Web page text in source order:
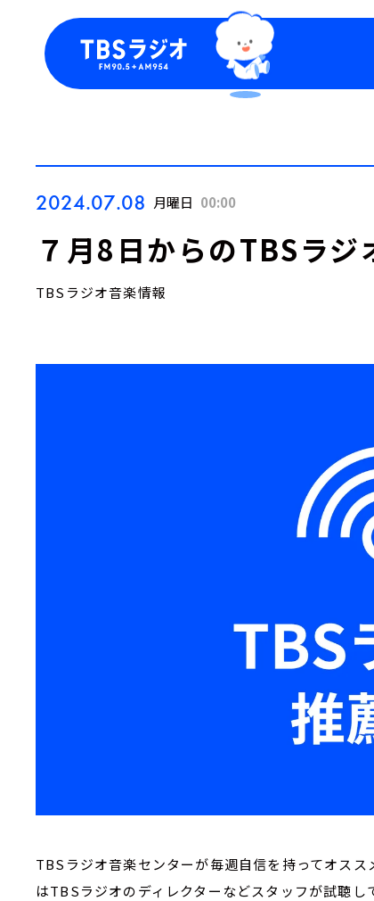
2024.07.08 月曜日 00:00
７月8日からのTBSラジ
TBSラジオ音楽情報
TBSラジオ音楽センターが毎週自信を持ってオスス
はTBSラジオのディレクターなどスタッフが試聴